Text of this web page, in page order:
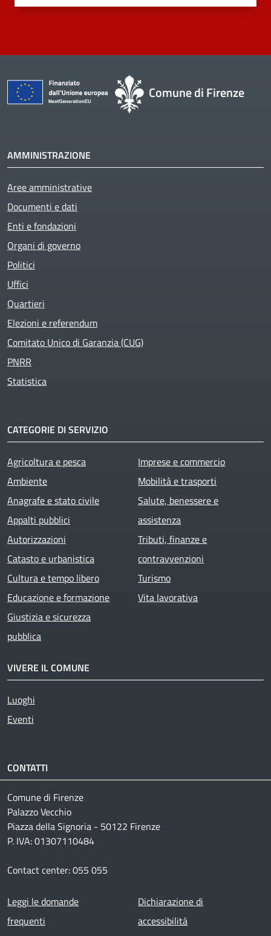
Comune di Firenze
AMMINISTRAZIONE
Aree amministrative
Documenti e dati
Enti e fondazioni
Organi di governo
Politici
Uffici
Quartieri
Elezioni e referendum
Comitato Unico di Garanzia (CUG)
PNRR
Statistica
CATEGORIE DI SERVIZIO
Agricoltura e pesca
Ambiente
Anagrafe e stato civile
Appalti pubblici
Autorizzazioni
Catasto e urbanistica
Cultura e tempo libero
Educazione e formazione
Giustizia e sicurezza
pubblica
Imprese e commercio
Mobilità e trasporti
Salute, benessere e
assistenza
Tributi, finanze e
contravvenzioni
Turismo
Vita lavorativa
VIVERE IL COMUNE
Luoghi
Eventi
CONTATTI
Comune di Firenze
Palazzo Vecchio
Piazza della Signoria - 50122 Firenze
P. IVA: 01307110484
Contact center: 055 055
Footer menu
Leggi le domande
frequenti
Dichiarazione di
accessibilità